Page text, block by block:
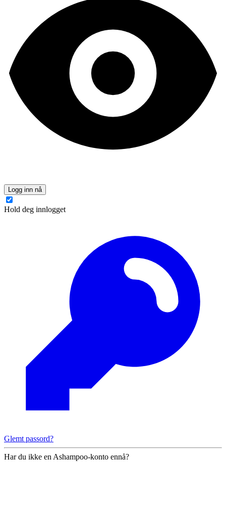
Logg inn nå
Hold deg innlogget
Glemt passord?
Har du ikke en Ashampoo-konto ennå?